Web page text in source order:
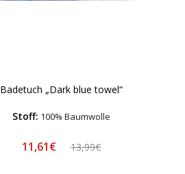
Badetuch „Dark blue towel“
Stoff: 100% Baumwolle
11,61€ 13,99€